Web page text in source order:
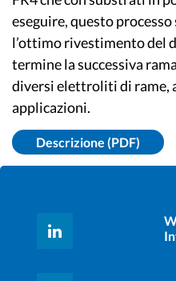
eseguire, questo
l’ottimo rivestimento del
termine la successiva
diversi elettroliti di rame,
applicazioni.
Descrizione (PDF)